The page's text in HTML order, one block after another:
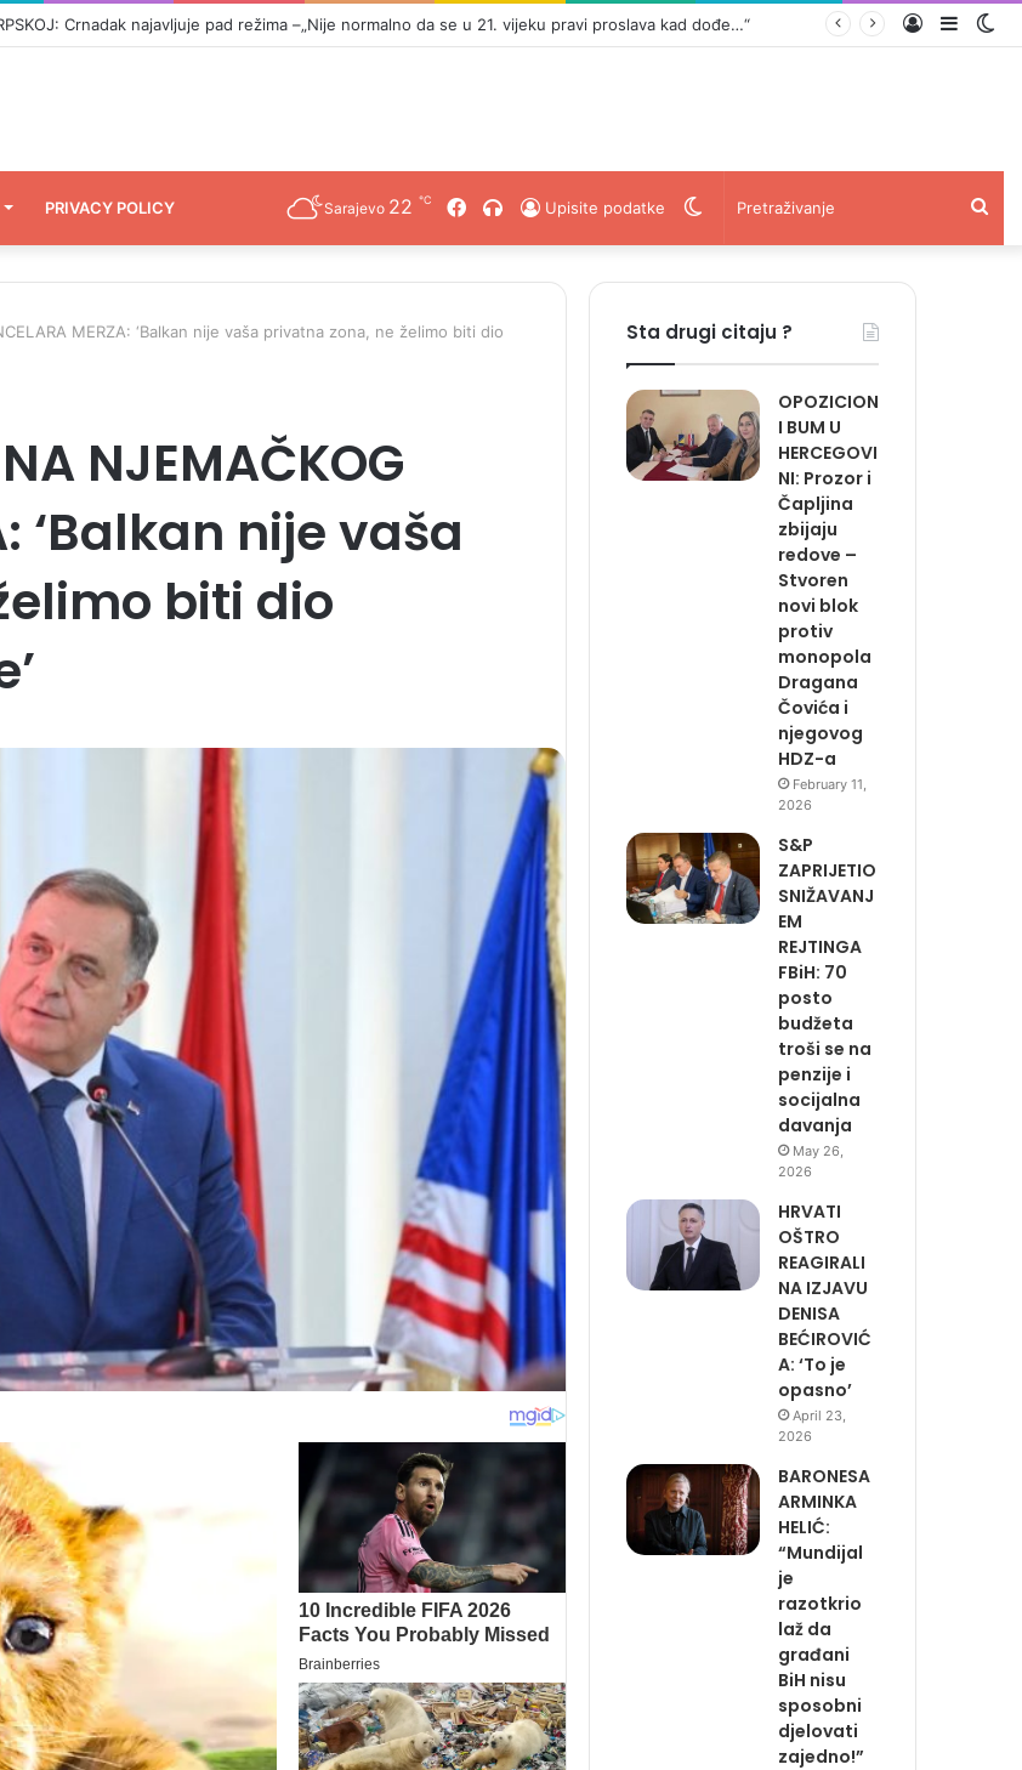
Crnadak najavljuje pad režima –„Nije normalno da se u 21. vijeku pravi proslava kad dođe…“ Prijava
PRIVACY POLICY Switch
skin
Upisite podatke
Radio
Uživo
Facebook
Sarajevo 22 ℃
MERZA: ‘Balkan nije vaša privatna zona, ne želimo biti dio
NJEMAČKOG
‘Balkan nije vaša
biti dio
Sta drugi citaju ?
OPOZICION
I BUM U
HERCEGOVI
NI: Prozor i
Čapljina
zbijaju
redove –
Stvoren
novi blok
protiv
monopola
Dragana
Čovića i
njegovog
HDZ-a
February 11,
2026
S&P
ZAPRIJETIO
SNIŽAVANJ
EM
REJTINGA
FBiH: 70
posto
budžeta
troši se na
penzije i
socijalna
davanja
May 26,
2026
HRVATI
OŠTRO
REAGIRALI
NA IZJAVU
DENISA
BEĆIROVIĆ
A: ‘To je
opasno’
April 23,
2026
BARONESA
ARMINKA
HELIĆ:
“Mundijal
je
razotkrio
laž da
građani
BiH nisu
sposobni
djelovati
zajedno!”